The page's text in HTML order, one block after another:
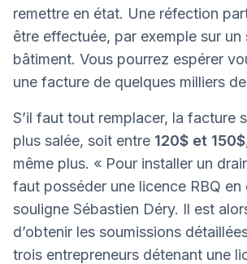
remettre en état. Une réfection
être effectuée, par exemple sur un
bâtiment. Vous pourrez espérer
une facture de quelques milliers
S’il faut tout remplacer, la facture
plus salée, soit entre 120$ et 150$
même plus. « Pour installer un
faut posséder une licence RBQ en
souligne Sébastien Déry. Il est
d’obtenir les soumissions
trois entrepreneurs détenant une